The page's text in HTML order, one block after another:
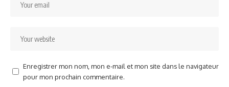
Enregistrer mon nom, mon e-mail et mon site dans le navigateur
pour mon prochain commentaire.